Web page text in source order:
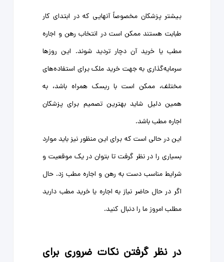
بیشتر پزشکان مخصوصاً آنهایی که در ابتدای کار
طبابت هستند ممکن است در انتخاب رهن و اجاره
مطب یا خرید آن دچار تردید شوند. این روزها
سرمایه‌گذاری به جهت خرید ملک برای استفاده‌های
مختلف، ممکن است با ریسک‌ همراه باشد، به
همین دلیل شاید بهترین تصمیم برای پزشکان
اجاره مطب باشد.
این در حالی است که برای این منظور نیز باید موارد
بسیاری را در نظر گرفت تا بتوان در یک موقعیت و
شرایط مناسب دست به رهن و اجاره مطب زد. حال
اگر در حال حاضر نیاز به اجاره یا خرید مطب دارید
مطلب امروز ما را دنبال کنید.
در نظر گرفتن نکات ضروری برای